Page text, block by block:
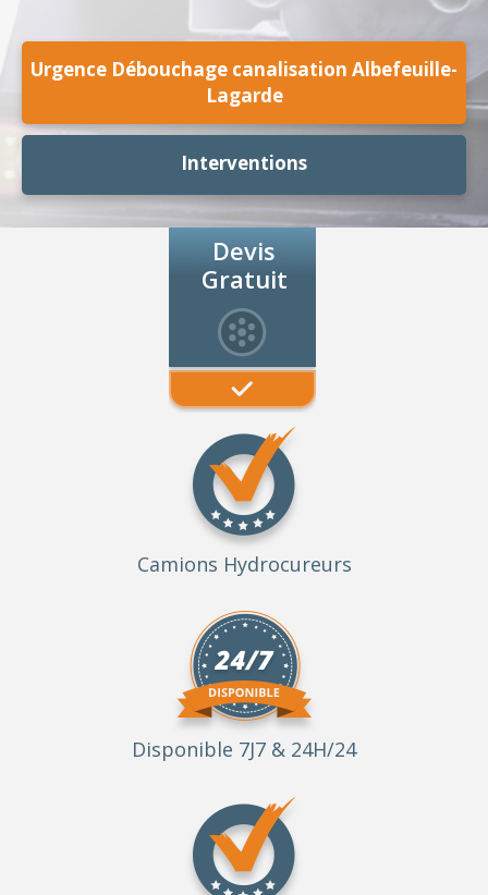
Urgence Débouchage canalisation Albefeuille-
Lagarde
Interventions
Devis
Gratuit
Camions Hydrocureurs
Disponible 7J7 & 24H/24